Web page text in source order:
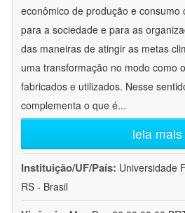
econômico de produção e consumo
para a sociedade e para as
das maneiras de atingir as metas
uma transformação no modo como
fabricados e utilizados. Nesse
complementa o que é...
leia mais
Instituição/UF/País: Universidade
RS - Brasil